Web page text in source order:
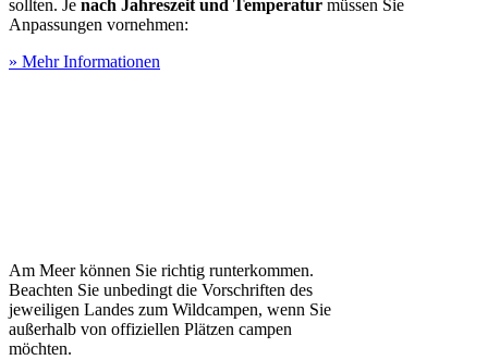
sollten. Je nach Jahreszeit und Temperatur müssen Sie
Anpassungen vornehmen:
» Mehr Informationen
Am Meer können Sie richtig runterkommen.
Beachten Sie unbedingt die Vorschriften des
jeweiligen Landes zum Wildcampen, wenn Sie
außerhalb von offiziellen Plätzen campen
möchten.